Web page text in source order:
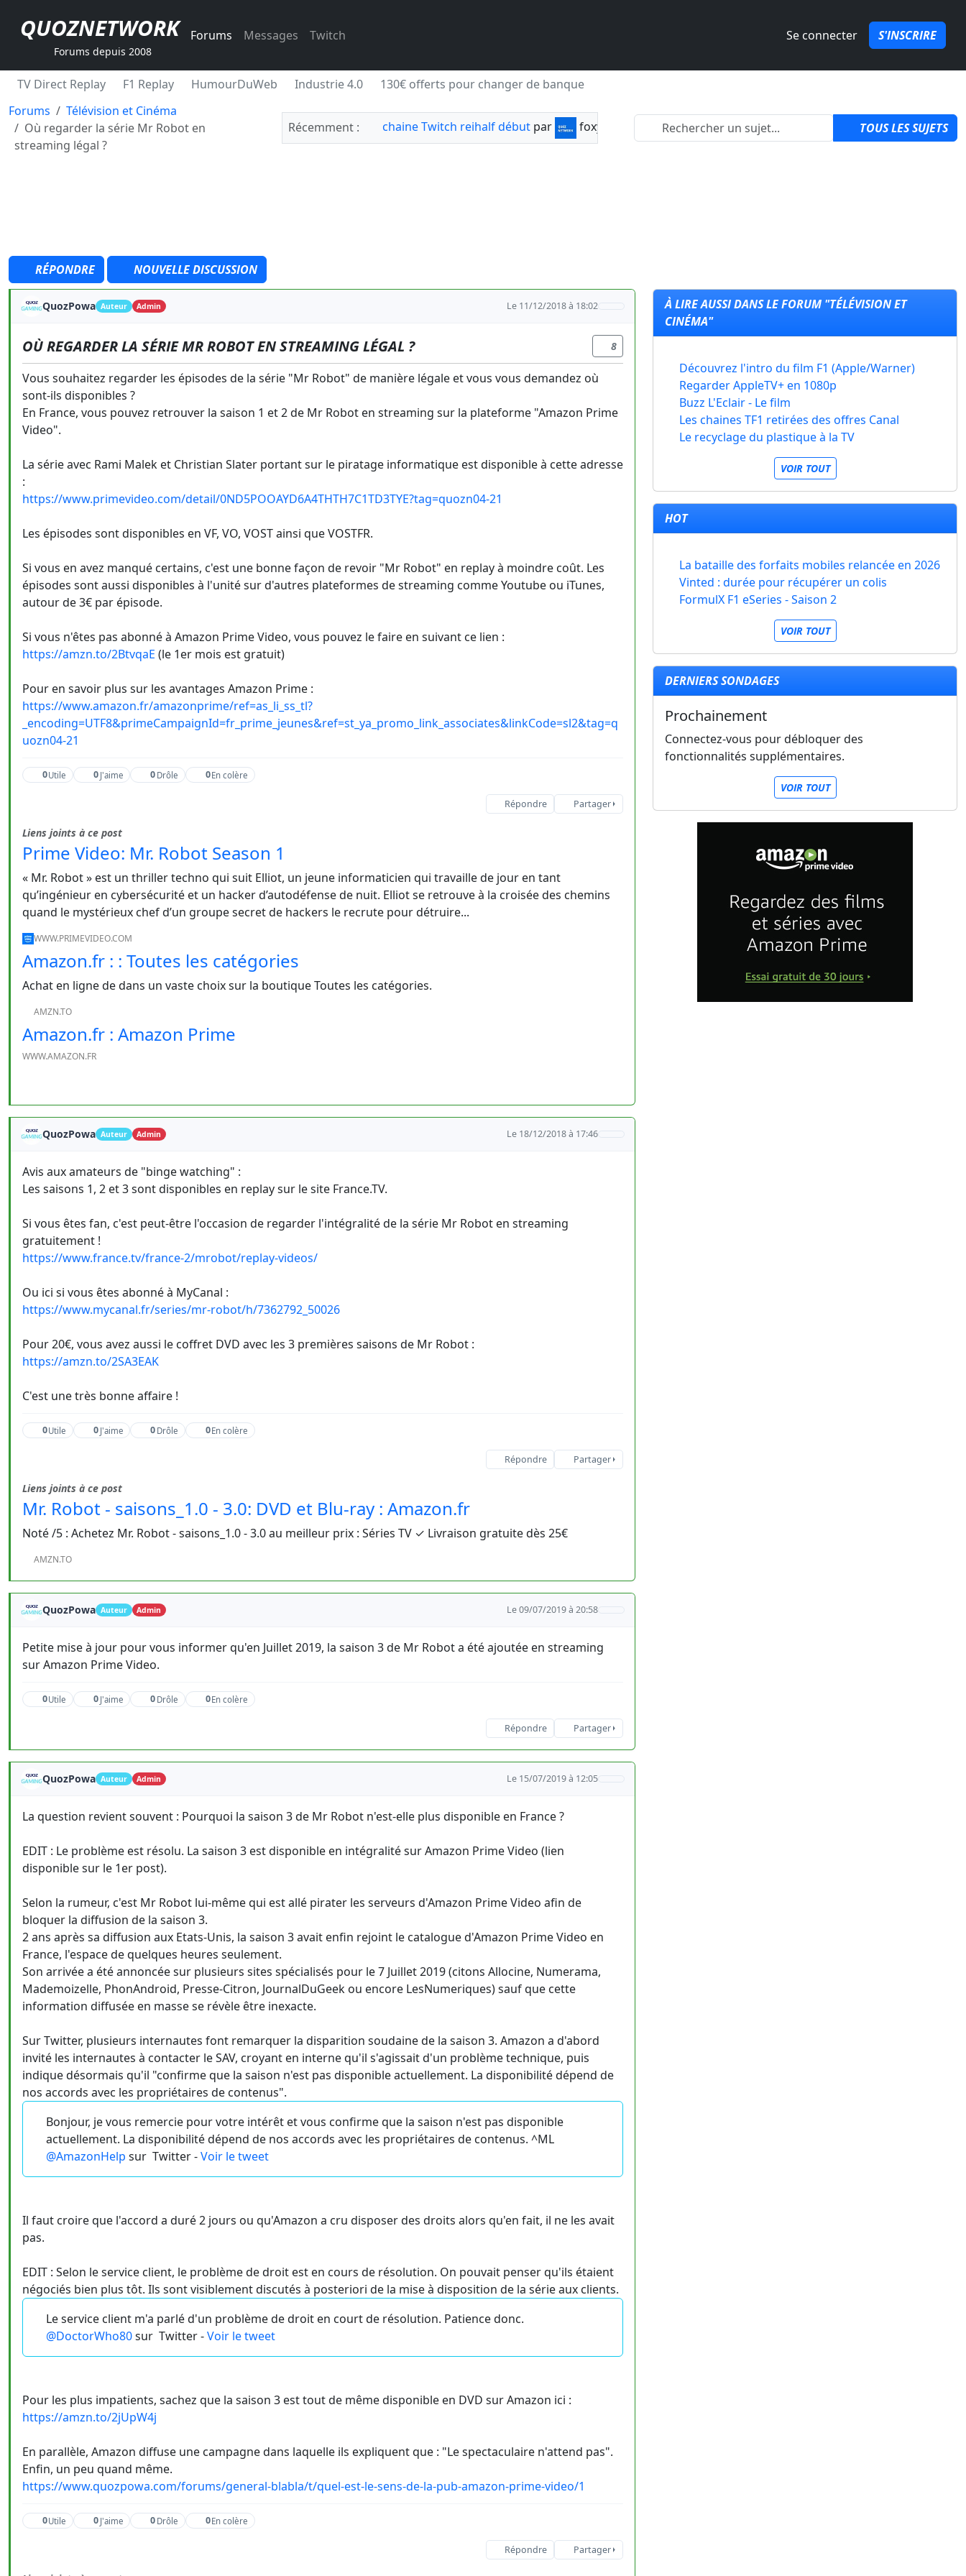
QUOZNETWORK
Forums depuis 2008
Forums Messages Twitch Se connecter S'INSCRIRE
TV Direct Replay F1 Replay HumourDuWeb Industrie 4.0
130€ offerts pour changer de banque
Forums
Télévision et Cinéma
Où regarder la série Mr Robot en
streaming légal ?
Récemment : chaine Twitch reihalf début par foxylabnyy 2 TOUS LES SUJETS
RÉPONDRE NOUVELLE DISCUSSION
QuozPowa Auteur Admin Le 11/12/2018 à 18:02
OÙ REGARDER LA SÉRIE MR ROBOT EN STREAMING LÉGAL ? 8
Vous souhaitez regarder les épisodes de la série "Mr Robot" de manière légale et vous vous demandez où
sont-ils disponibles ?
En France, vous pouvez retrouver la saison 1 et 2 de Mr Robot en streaming sur la plateforme "Amazon Prime
Video".
La série avec Rami Malek et Christian Slater portant sur le piratage informatique est disponible à cette adresse
:
https://www.primevideo.com/detail/0ND5POOAYD6A4THTH7C1TD3TYE?tag=quozn04-21
Les épisodes sont disponibles en VF, VO, VOST ainsi que VOSTFR.
Si vous en avez manqué certains, c'est une bonne façon de revoir "Mr Robot" en replay à moindre coût. Les
épisodes sont aussi disponibles à l'unité sur d'autres plateformes de streaming comme Youtube ou iTunes,
autour de 3€ par épisode.
Si vous n'êtes pas abonné à Amazon Prime Video, vous pouvez le faire en suivant ce lien :
https://amzn.to/2BtvqaE (le 1er mois est gratuit)
Pour en savoir plus sur les avantages Amazon Prime :
https://www.amazon.fr/amazonprime/ref=as_li_ss_tl?
_encoding=UTF8&primeCampaignId=fr_prime_jeunes&ref=st_ya_promo_link_associates&linkCode=sl2&tag=q
uozn04-21
0Utile 0 J'aime 0 Drôle 0En colère
Répondre Partager
Liens joints à ce post
Prime Video: Mr. Robot Season 1
« Mr. Robot » est un thriller techno qui suit Elliot, un jeune informaticien qui travaille de jour en tant
qu’ingénieur en cybersécurité et un hacker d’autodéfense de nuit. Elliot se retrouve à la croisée des chemins
quand le mystérieux chef d’un groupe secret de hackers le recrute pour détruire...
WWW.PRIMEVIDEO.COM
Amazon.fr : : Toutes les catégories
Achat en ligne de dans un vaste choix sur la boutique Toutes les catégories.
AMZN.TO
Amazon.fr : Amazon Prime
WWW.AMAZON.FR
QuozPowa Auteur Admin Le 18/12/2018 à 17:46
Avis aux amateurs de "binge watching" :
Les saisons 1, 2 et 3 sont disponibles en replay sur le site France.TV.
Si vous êtes fan, c'est peut-être l'occasion de regarder l'intégralité de la série Mr Robot en streaming
gratuitement !
https://www.france.tv/france-2/mrobot/replay-videos/
Ou ici si vous êtes abonné à MyCanal :
https://www.mycanal.fr/series/mr-robot/h/7362792_50026
Pour 20€, vous avez aussi le coffret DVD avec les 3 premières saisons de Mr Robot :
https://amzn.to/2SA3EAK
C'est une très bonne affaire !
0Utile 0 J'aime 0 Drôle 0En colère
Répondre Partager
Liens joints à ce post
Mr. Robot - saisons_1.0 - 3.0: DVD et Blu-ray : Amazon.fr
Noté /5 : Achetez Mr. Robot - saisons_1.0 - 3.0 au meilleur prix : Séries TV ✓ Livraison gratuite dès 25€
AMZN.TO
QuozPowa Auteur Admin Le 09/07/2019 à 20:58
Petite mise à jour pour vous informer qu'en Juillet 2019, la saison 3 de Mr Robot a été ajoutée en streaming
sur Amazon Prime Video.
0Utile 0 J'aime 0 Drôle 0En colère
Répondre Partager
QuozPowa Auteur Admin Le 15/07/2019 à 12:05
La question revient souvent : Pourquoi la saison 3 de Mr Robot n'est-elle plus disponible en France ?
EDIT : Le problème est résolu. La saison 3 est disponible en intégralité sur Amazon Prime Video (lien
disponible sur le 1er post).
Selon la rumeur, c'est Mr Robot lui-même qui est allé pirater les serveurs d'Amazon Prime Video afin de
bloquer la diffusion de la saison 3.
2 ans après sa diffusion aux Etats-Unis, la saison 3 avait enfin rejoint le catalogue d'Amazon Prime Video en
France, l'espace de quelques heures seulement.
Son arrivée a été annoncée sur plusieurs sites spécialisés pour le 7 Juillet 2019 (citons Allocine, Numerama,
Mademoizelle, PhonAndroid, Presse-Citron, JournalDuGeek ou encore LesNumeriques) sauf que cette
information diffusée en masse se révèle être inexacte.
Sur Twitter, plusieurs internautes font remarquer la disparition soudaine de la saison 3. Amazon a d'abord
invité les internautes à contacter le SAV, croyant en interne qu'il s'agissait d'un problème technique, puis
indique désormais qu'il "confirme que la saison n'est pas disponible actuellement. La disponibilité dépend de
nos accords avec les propriétaires de contenus".
Bonjour, je vous remercie pour votre intérêt et vous confirme que la saison n'est pas disponible
actuellement. La disponibilité dépend de nos accords avec les propriétaires de contenus. ^ML
@AmazonHelp sur Twitter -Voir le tweet
Il faut croire que l'accord a duré 2 jours ou qu'Amazon a cru disposer des droits alors qu'en fait, il ne les avait
pas.
EDIT : Selon le service client, le problème de droit est en cours de résolution. On pouvait penser qu'ils étaient
négociés bien plus tôt. Ils sont visiblement discutés à posteriori de la mise à disposition de la série aux clients.
Le service client m'a parlé d'un problème de droit en court de résolution. Patience donc.
@DoctorWho80sur Twitter -Voir le tweet
Pour les plus impatients, sachez que la saison 3 est tout de même disponible en DVD sur Amazon ici :
https://amzn.to/2jUpW4j
En parallèle, Amazon diffuse une campagne dans laquelle ils expliquent que : "Le spectaculaire n'attend pas".
Enfin, un peu quand même.
https://www.quozpowa.com/forums/general-blabla/t/quel-est-le-sens-de-la-pub-amazon-prime-video/1
0Utile 0 J'aime 0 Drôle 0En colère
Répondre Partager
À LIRE AUSSI DANS LE FORUM "TÉLÉVISION ET
CINÉMA"
Découvrez l'intro du film F1 (Apple/Warner)
Regarder AppleTV+ en 1080p
Buzz L'Eclair - Le film
Les chaines TF1 retirées des offres Canal
Le recyclage du plastique à la TV
VOIR TOUT
HOT
La bataille des forfaits mobiles relancée en 2026
Vinted : durée pour récupérer un colis
FormulX F1 eSeries - Saison 2
VOIR TOUT
DERNIERS SONDAGES
Prochainement
Connectez-vous pour débloquer des
fonctionnalités supplémentaires.
VOIR TOUT